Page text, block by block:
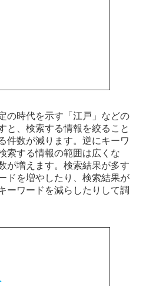
の時代を示す「江戸」などの
と、検索する情報を絞ること
件数が減ります。逆にキーワ
索する情報の範囲は広くな
が増えます。検索結果が多す
ドを増やしたり、検索結果が
ーワードを減らしたりして調